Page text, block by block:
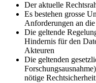
Der aktuelle
Es bestehen grosse
Anforderungen an
Die geltende
Hindernis für den
Akteuren
Die geltenden
nötige Rechtsicherheit